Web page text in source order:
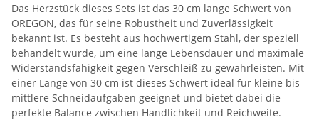
Das Herzstück dieses Sets ist das 30 cm lange Schwert von
OREGON, das für seine Robustheit und Zuverlässigkeit
bekannt ist. Es besteht aus hochwertigem Stahl, der speziell
behandelt wurde, um eine lange Lebensdauer und maximale
Widerstandsfähigkeit gegen Verschleiß zu gewährleisten. Mit
einer Länge von 30 cm ist dieses Schwert ideal für kleine bis
mittlere Schneidaufgaben geeignet und bietet dabei die
perfekte Balance zwischen Handlichkeit und Reichweite.